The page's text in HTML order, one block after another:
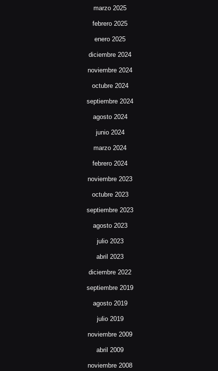
marzo 2025
febrero 2025
enero 2025
diciembre 2024
noviembre 2024
octubre 2024
septiembre 2024
agosto 2024
junio 2024
marzo 2024
febrero 2024
noviembre 2023
octubre 2023
septiembre 2023
agosto 2023
julio 2023
abril 2023
diciembre 2022
septiembre 2019
agosto 2019
julio 2019
noviembre 2009
abril 2009
noviembre 2008